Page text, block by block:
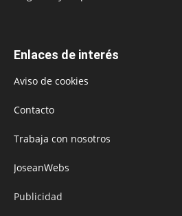
Enlaces de interés
Aviso de cookies
Contacto
Trabaja con nosotros
JoseanWebs
Publicidad